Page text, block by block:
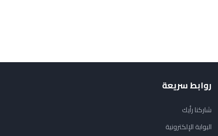
روابط سريعة
شاركنا رأيك
البوابة الإلكترونية